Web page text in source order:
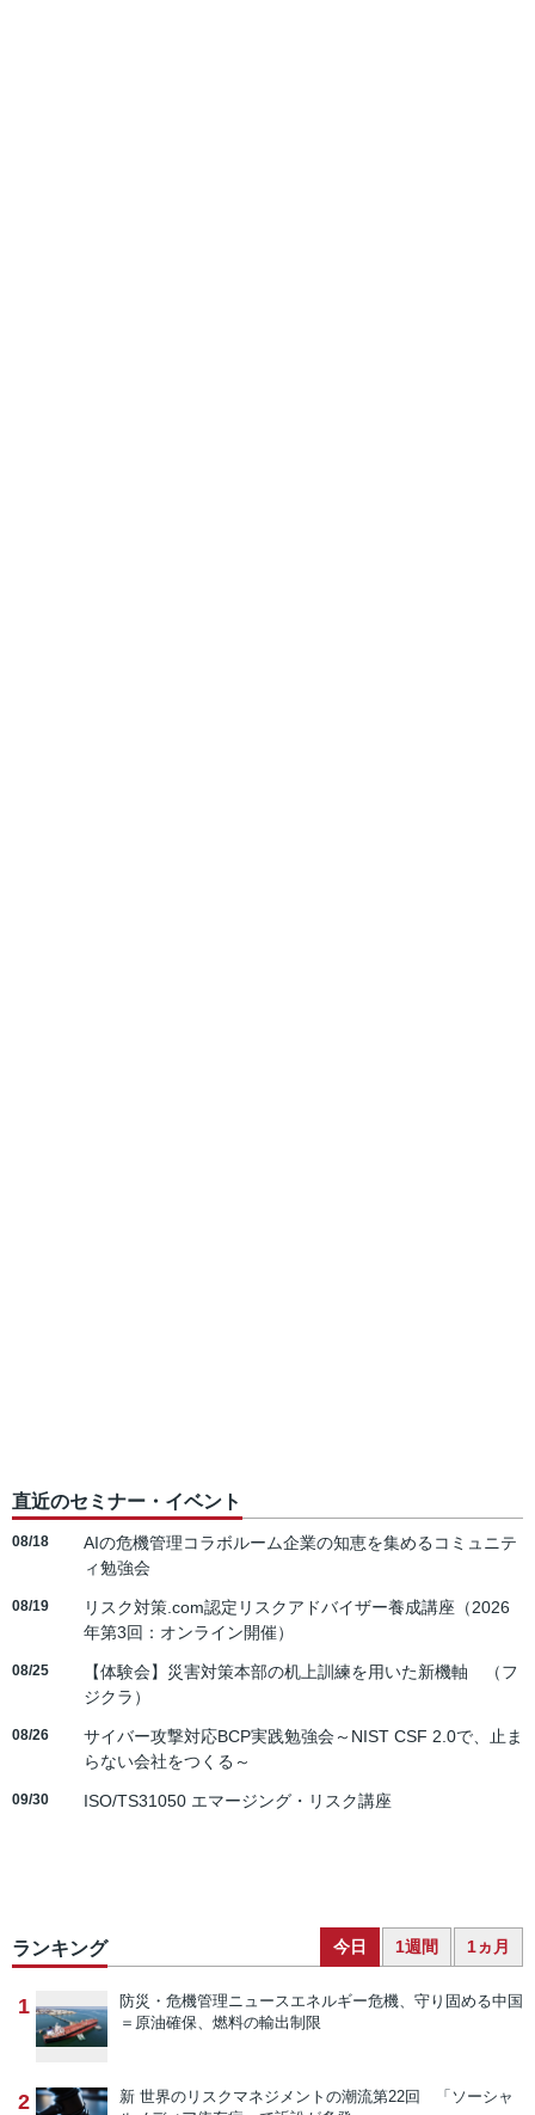
直近のセミナー・イベント
08/18
AIの危機管理コラボルーム企業の知恵を集めるコミュニテ
ィ勉強会
08/19
リスク対策.com認定リスクアドバイザー養成講座（2026
年第3回：オンライン開催）
08/25
【体験会】災害対策本部の机上訓練を用いた新機軸 （フ
ジクラ）
08/26
サイバー攻撃対応BCP実践勉強会～NIST CSF 2.0で、止ま
らない会社をつくる～
09/30 ISO/TS31050 エマージング・リスク講座
ランキング 今日 1週間 1ヵ月
1 防災・危機管理ニュースエネルギー危機、守り固める中国
＝原油確保、燃料の輸出制限
2 新 世界のリスクマネジメントの潮流第22回 「ソーシャ